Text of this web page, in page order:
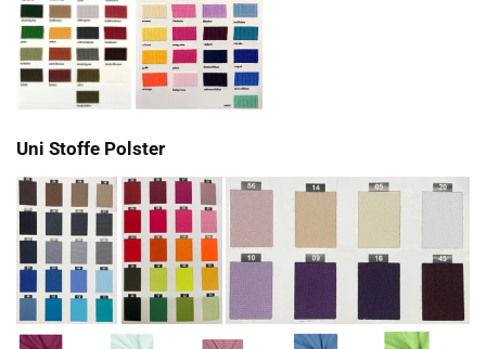
Uni Stoffe Polster